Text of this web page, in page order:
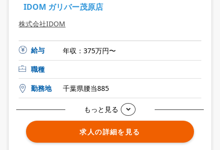
IDOM ガリバー茂原店
株式会社IDOM
給与
年収：375万円〜
職種
勤務地 千葉県腰当885
もっと見る
求人の詳細を見る